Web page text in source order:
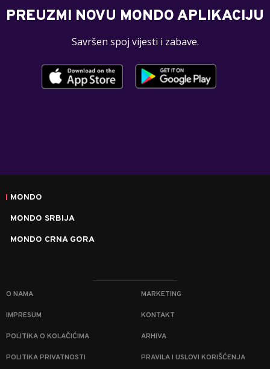
PREUZMI NOVU MONDO APLIKACIJU
Savršen spoj vijesti i zabave.
MONDO
MONDO SRBIJA
MONDO CRNA GORA
O NAMA MARKETING
IMPRESUM KONTAKT
POLITIKA O KOLAČIĆIMA ARHIVA
POLITIKA PRIVATNOSTI PRAVILA I USLOVI KORIŠĆENJA